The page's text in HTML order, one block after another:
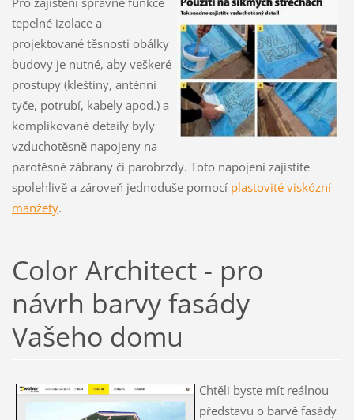
tepelné izolace a
projektované těsnosti obálky
budovy je nutné, aby veškeré
prostupy (kleštiny, anténní
tyče, potrubí, kabely apod.) a
komplikované detaily byly
vzduchotěsně napojeny na
parotěsné zábrany či parobrzdy. Toto napojení zajistíte
spolehlivě a zároveň jednoduše pomocí plastovité viskózní
manžety.
Color Architect - pro
návrh barvy fasády
Vašeho domu
Chtěli byste mít reálnou
představu o barvě fasády